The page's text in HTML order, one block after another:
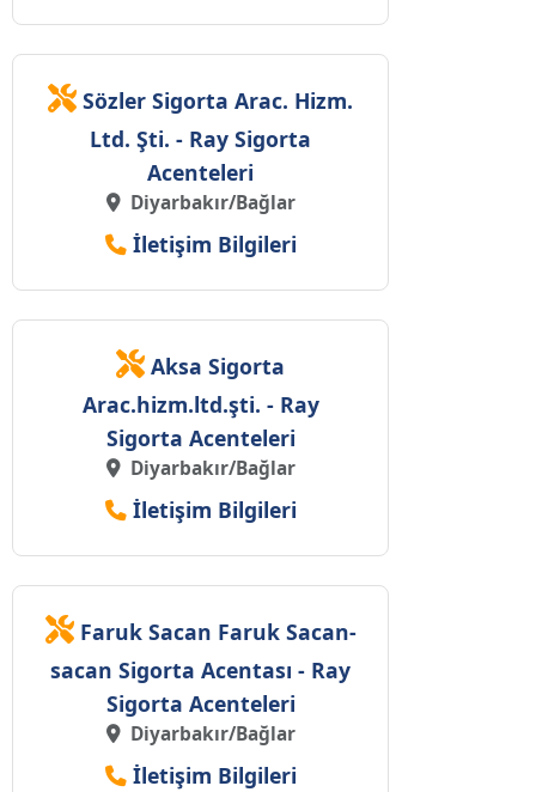
Sözler Sigorta Arac. Hizm.
Ltd. Şti. - Ray Sigorta
Acenteleri
Diyarbakır/Bağlar
İletişim Bilgileri
Aksa Sigorta
Arac.hizm.ltd.şti. - Ray
Sigorta Acenteleri
Diyarbakır/Bağlar
İletişim Bilgileri
Faruk Sacan Faruk Sacan-
sacan Sigorta Acentası - Ray
Sigorta Acenteleri
Diyarbakır/Bağlar
İletişim Bilgileri